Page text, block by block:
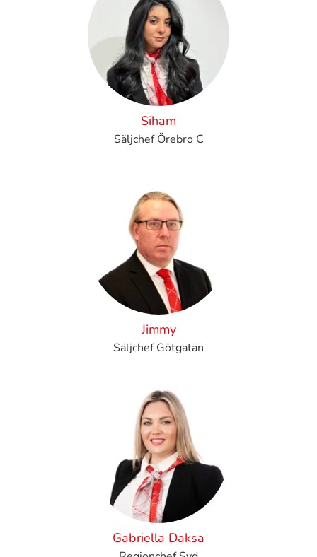
Siham
Säljchef Örebro C
Jimmy
Säljchef Götgatan
Gabriella Daksa